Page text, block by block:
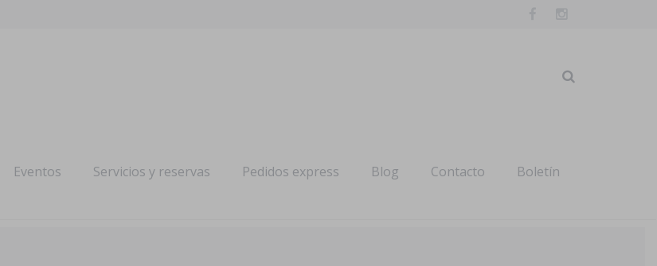
Eventos Servicios y reservas Pedidos express Blog Contacto Boletín